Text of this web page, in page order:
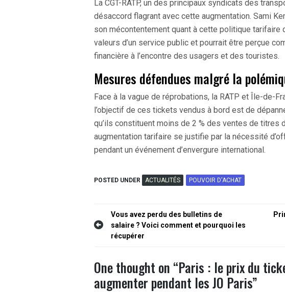
La CGT-RATP, un des principaux syndicats des
désaccord flagrant avec cette augmentation. Sami
son mécontentement quant à cette politique tarifaire
valeurs d’un service public et pourrait être perçue
financière à l’encontre des usagers et des touristes.
Mesures défendues malgré la
Face à la vague de réprobations, la RATP et Île-de-
l’objectif de ces tickets vendus à bord est de
qu’ils constituent moins de 2 % des ventes de titres
augmentation tarifaire se justifie par la nécessité
pendant un événement d’envergure international.
POSTED UNDER ACTUALITÉS POUVOIR D'ACHAT
Navigation
de
Vous avez perdu des bulletins de
salaire ? Voici comment et pourquoi les
récupérer
One thought on “Paris : le prix du
augmenter pendant les JO Paris”